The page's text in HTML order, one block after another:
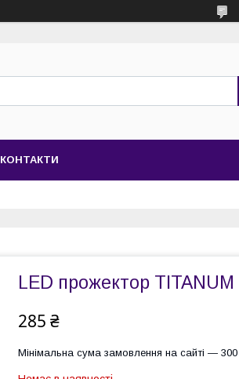
КОНТАКТИ
LED прожектор
285 ₴
Мінімальна сума замовлення на сайті —